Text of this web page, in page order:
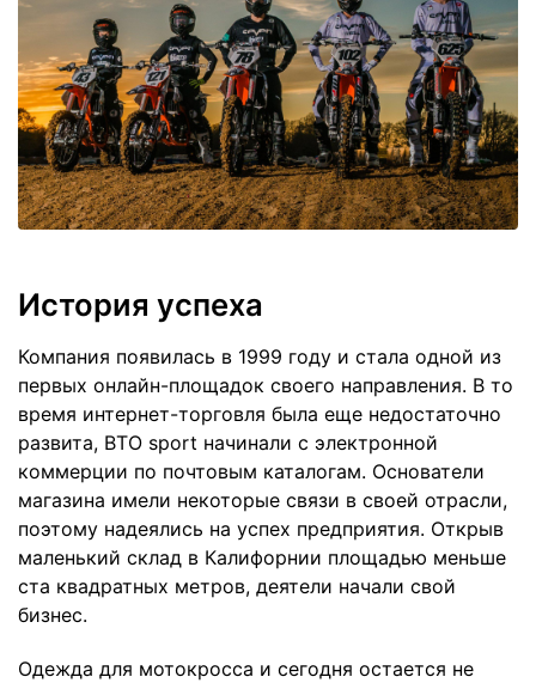
История успеха
Компания появилась в 1999 году и стала одной из
первых онлайн-площадок своего направления. В то
время интернет-торговля была еще недостаточно
развита, BTO sport начинали с электронной
коммерции по почтовым каталогам. Основатели
магазина имели некоторые связи в своей отрасли,
поэтому надеялись на успех предприятия. Открыв
маленький склад в Калифорнии площадью меньше
ста квадратных метров, деятели начали свой
бизнес.
Одежда для мотокросса и сегодня остается не